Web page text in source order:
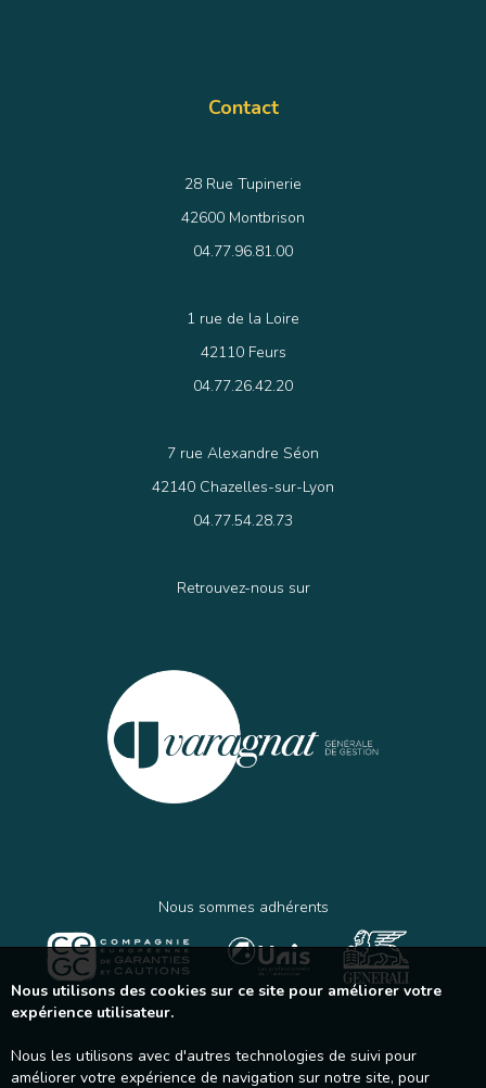
Contact
28 Rue Tupinerie
42600 Montbrison
04.77.96.81.00
1 rue de la Loire
42110 Feurs
04.77.26.42.20
7 rue Alexandre Séon
42140 Chazelles-sur-Lyon
04.77.54.28.73
Retrouvez-nous sur
Nous sommes adhérents
Nous utilisons des cookies sur ce site pour améliorer votre
expérience utilisateur.
Nous les utilisons avec d'autres technologies de suivi pour
améliorer votre expérience de navigation sur notre site, pour